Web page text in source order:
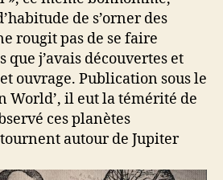
de s’orner des
rougit pas de se faire
que j’avais découvertes et
ouvrage. Publication sous le
World’, il eut la témérité de
ces planètes
autour de Jupiter